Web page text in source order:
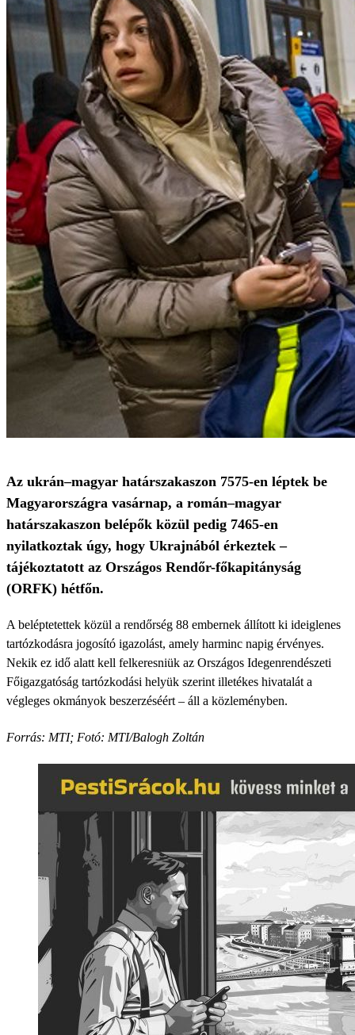
Az ukrán–magyar határszakaszon 7575-en léptek be
Magyarországra vasárnap, a román–magyar
határszakaszon belépők közül pedig 7465-en
nyilatkoztak úgy, hogy Ukrajnából érkeztek –
tájékoztatott az Országos Rendőr-főkapitányság
(ORFK) hétfőn.
A beléptetettek közül a rendőrség 88 embernek állított ki ideiglenes
tartózkodásra jogosító igazolást, amely harminc napig érvényes.
Nekik ez idő alatt kell felkeresniük az Országos Idegenrendészeti
Főigazgatóság tartózkodási helyük szerint illetékes hivatalát a
végleges okmányok beszerzéséért – áll a közleményben.
Forrás: MTI; Fotó: MTI/Balogh Zoltán